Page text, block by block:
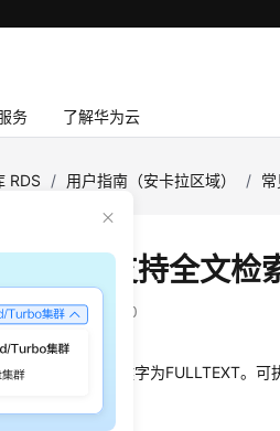
务 了解华为云
RDS / 用户指南（安卡拉区域） /
是否支持全文检
11 GMT+08:00
持 ，关键字为FULLTEXT。可